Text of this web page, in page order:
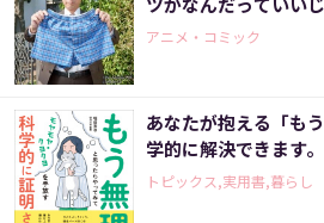
アニメ・コミック
あなたが抱える「も
学的に解決できます。
トピックス,実用書,暮らし